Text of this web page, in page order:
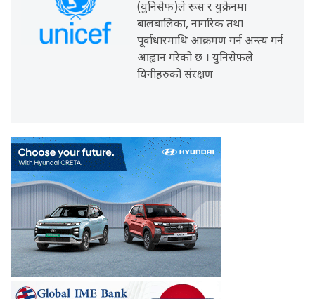
(युनिसेफ)ले रूस र युक्रेनमा
बालबालिका, नागरिक तथा
पूर्वाधारमाथि आक्रमण गर्न अन्त्य गर्न
आह्वान गरेको छ । युनिसेफले
यिनीहरुको संरक्षण